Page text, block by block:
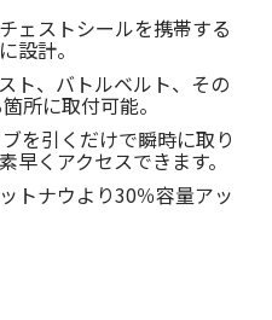
ェストシールを携帯する
設計。
ト、バトルベルト、その
所に取付可能。
を引くだけで瞬時に取り
早くアクセスできます。
トナウより30％容量アッ